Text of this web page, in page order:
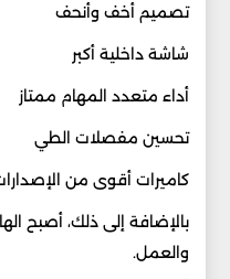
تصميم أخف وأنحف
شاشة داخلية أكبر
أداء متعدد المهام ممتاز
تحسين مفصلات الطي
كاميرات أقوى من
بالإضافة إلى ذلك، أصبح
والعمل.